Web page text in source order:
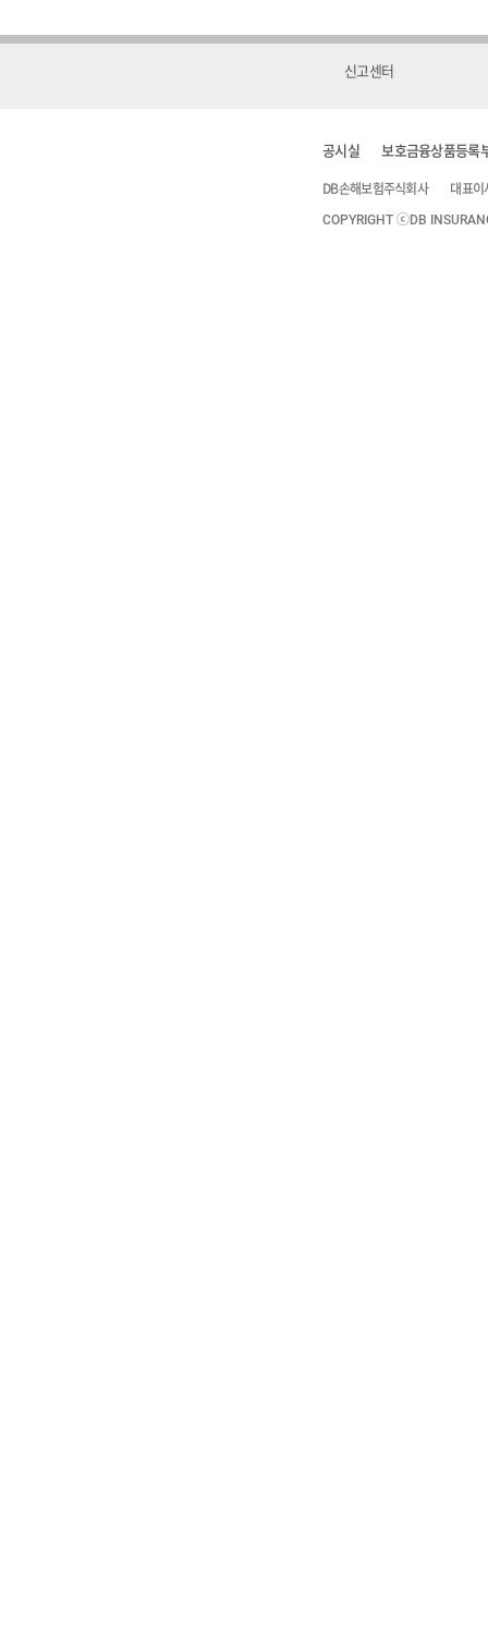
신고센터
공시실 보호금융상품등록
DB손해보험주식회사 대표이
COPYRIGHT ⓒDB